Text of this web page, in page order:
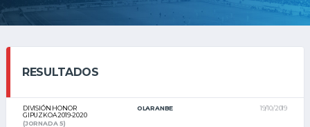
RESULTADOS
DIVISIÓN HONOR
GIPUZKOA 2019-2020
OLARANBE
19/10/2019
(JORNADA 5)